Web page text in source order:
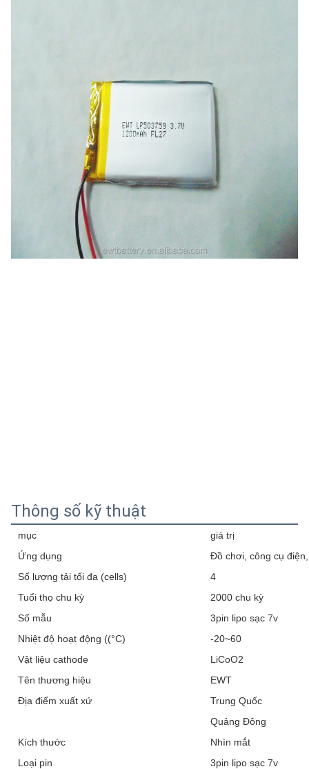
Thông số kỹ thuật
mục
giá trị
Ứng dụng
Đồ chơi, công cụ
Số lượng tải tối đa (cells)
4
Tuổi thọ chu kỳ
2000 chu kỳ
Số mẫu
3pin lipo sạc 7v
Nhiệt độ hoạt động ((°C)
-20~60
Vật liệu cathode
LiCoO2
Tên thương hiệu
EWT
Địa điểm xuất xứ
Trung Quốc
Quảng Đông
Kích thước
Nhìn mắt
Loại pin
3pin lipo sạc 7v